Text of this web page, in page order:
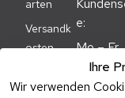
Ihre
Wir verwenden
arten
Versandk
osten
nweis
e:
Mo – Fr
09:00 –
17:00